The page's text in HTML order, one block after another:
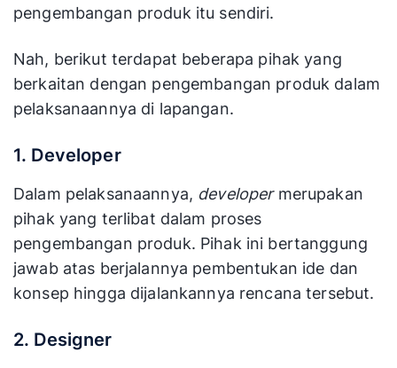
pengembangan produk itu sendiri.
Nah, berikut terdapat beberapa pihak yang
berkaitan dengan pengembangan produk dalam
pelaksanaannya di lapangan.
1. Developer
Dalam pelaksanaannya, developer merupakan
pihak yang terlibat dalam proses
pengembangan produk. Pihak ini bertanggung
jawab atas berjalannya pembentukan ide dan
konsep hingga dijalankannya rencana tersebut.
2. Designer